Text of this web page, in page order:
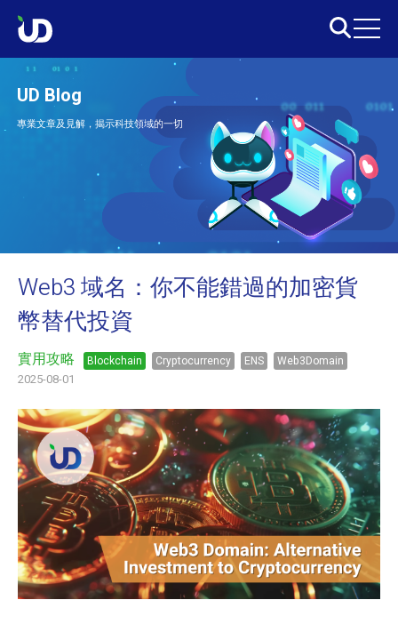
UD Blog
專業文章及見解，揭示科技領域的一切
Web3 域名：你不能錯過的加密貨
幣替代投資
實用攻略 Blockchain Cryptocurrency ENS Web3Domain
2025-08-01